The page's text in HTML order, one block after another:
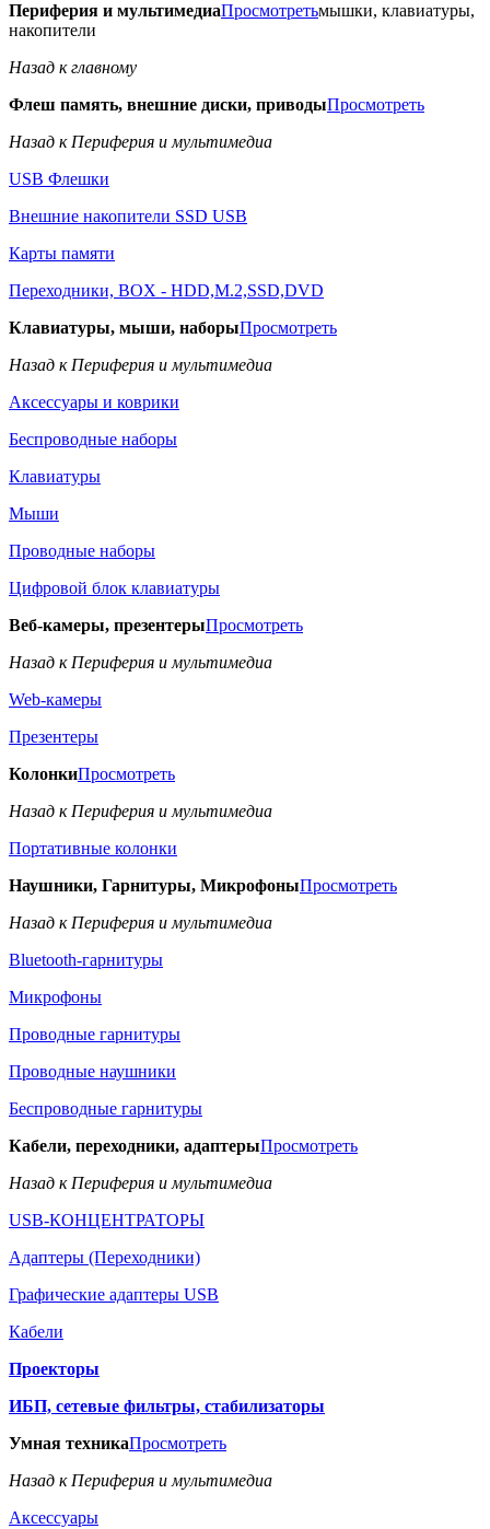
Периферия и мультимедиаПросмотретьмышки, клавиатуры,
накопители
Назад к главному
Флеш память, внешние диски, приводыПросмотреть
Назад к Периферия и мультимедиа
USB Флешки
Внешние накопители SSD USB
Карты памяти
Переходники, BOX - HDD,M.2,SSD,DVD
Клавиатуры, мыши, наборыПросмотреть
Назад к Периферия и мультимедиа
Аксессуары и коврики
Беспроводные наборы
Клавиатуры
Мыши
Проводные наборы
Цифровой блок клавиатуры
Веб-камеры, презентерыПросмотреть
Назад к Периферия и мультимедиа
Web-камеры
Презентеры
КолонкиПросмотреть
Назад к Периферия и мультимедиа
Портативные колонки
Наушники, Гарнитуры, МикрофоныПросмотреть
Назад к Периферия и мультимедиа
Bluetooth-гарнитуры
Микрофоны
Проводные гарнитуры
Проводные наушники
Беспроводные гарнитуры
Кабели, переходники, адаптерыПросмотреть
Назад к Периферия и мультимедиа
USB-КОНЦЕНТРАТОРЫ
Адаптеры (Переходники)
Графические адаптеры USB
Кабели
Проекторы
ИБП, сетевые фильтры, стабилизаторы
Умная техникаПросмотреть
Назад к Периферия и мультимедиа
Аксессуары